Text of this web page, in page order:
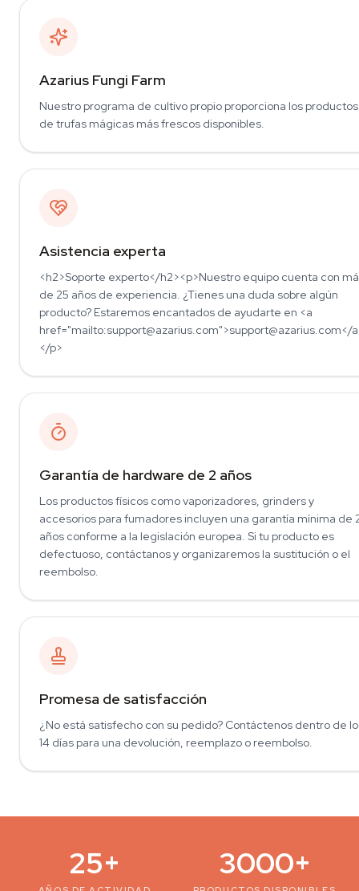
Azarius Fungi Farm
Nuestro programa de cultivo propio proporciona los productos
de trufas mágicas más frescos disponibles.
Asistencia experta
<h2>Soporte experto</h2><p>Nuestro equipo cuenta con
de 25 años de experiencia. ¿Tienes una duda sobre algún
producto? Estaremos encantados de ayudarte en <a
href="mailto:support@azarius.com">support@azarius.com</
</p>
Garantía de hardware de 2 años
Los productos físicos como vaporizadores, grinders y
accesorios para fumadores incluyen una garantía mínima de
años conforme a la legislación europea. Si tu producto es
defectuoso, contáctanos y organizaremos la sustitución o el
reembolso.
Promesa de satisfacción
¿No está satisfecho con su pedido? Contáctenos dentro de
14 días para una devolución, reemplazo o reembolso.
25+ 3000+